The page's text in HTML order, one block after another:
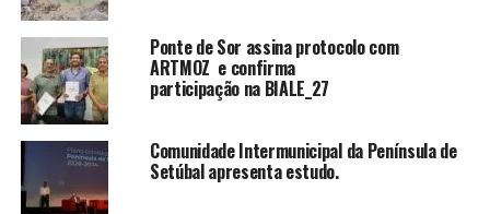
Ponte de Sor assina protocolo com
ARTMOZ e confirma
participação na BIALE_27
Comunidade Intermunicipal da Península de
Setúbal apresenta estudo.